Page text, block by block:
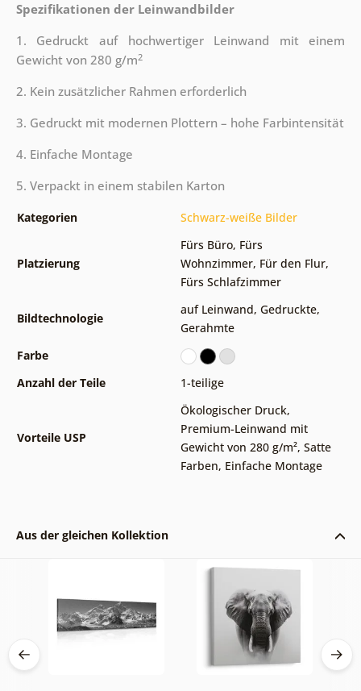
Spezifikationen der Leinwandbilder
1. Gedruckt auf hochwertiger Leinwand mit einem
Gewicht von 280 g/m2
2. Kein zusätzlicher Rahmen erforderlich
3. Gedruckt mit modernen Plottern – hohe Farbintensität
4. Einfache Montage
5. Verpackt in einem stabilen Karton
Kategorien Schwarz-weiße Bilder
Platzierung
Fürs Büro, Fürs
Wohnzimmer, Für den Flur,
Fürs Schlafzimmer
Bildtechnologie
auf Leinwand, Gedruckte,
Gerahmte
Farbe
Anzahl der Teile
1-teilige
Vorteile USP
Ökologischer Druck,
Premium-Leinwand mit
Gewicht von 280 g/m², Satte
Farben, Einfache Montage
Aus der gleichen Kollektion